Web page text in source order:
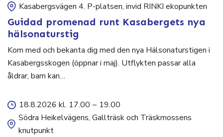
Kasabergsvägen 4. P-platsen, invid RINKI ekopunkten
Guidad promenad runt Kasabergets nya
hälsonaturstig
Kom med och bekanta dig med den nya Hälsonaturstigen i
Kasabergsskogen (öppnar i maj). Utflykten passar alla
åldrar, barn kan…
18.8.2026 kl. 17.00 – 19.00
Södra Heikelvägens, Gallträsk och Träskmossens
knutpunkt